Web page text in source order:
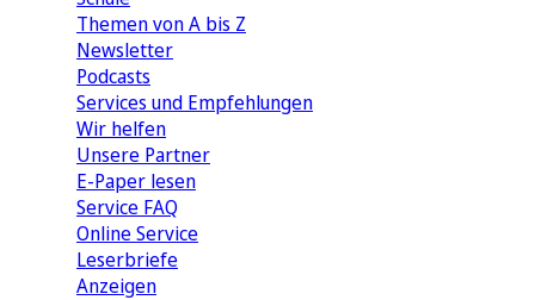
Themen von A bis Z
Newsletter
Podcasts
Services und Empfehlungen
Wir helfen
Unsere Partner
E-Paper lesen
Service FAQ
Online Service
Leserbriefe
Anzeigen